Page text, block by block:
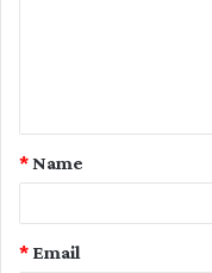
Name
*
Email
*